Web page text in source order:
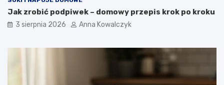
Jak zrobić podpiwek – domowy przepis krok po kroku
3 sierpnia 2026 Anna Kowalczyk